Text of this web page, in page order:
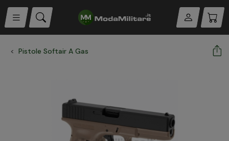
Pistole Softair A Gas